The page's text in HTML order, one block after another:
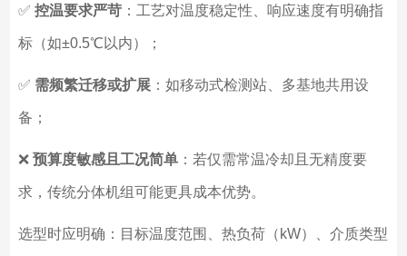
✅ 控温要求严苛：工艺对温度稳定性、响应速度有明确指
标（如±0.5℃以内）；
✅ 需频繁迁移或扩展：如移动式检测站、多基地共用设
备；
❌ 预算度敏感且工况简单：若仅需常温冷却且无精度要
求，传统分体机组可能更具成本优势。
选型时应明确：目标温度范围、热负荷（kW）、介质类型